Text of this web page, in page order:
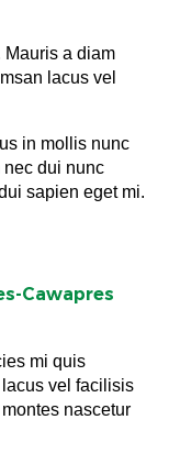
Mauris a diam
lacus vel
in mollis nunc
nec dui nunc
sapien eget mi.
Cawapres
mi quis
vel facilisis
nascetur